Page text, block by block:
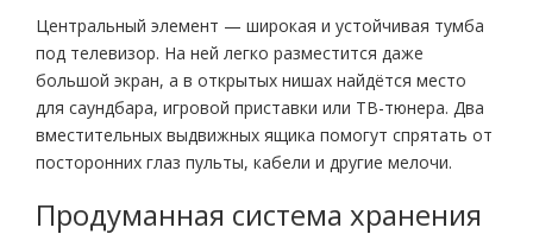
Центральный элемент — широкая и устойчивая тумба
под телевизор. На ней легко разместится даже
большой экран, а в открытых нишах найдётся место
для саундбара, игровой приставки или ТВ-тюнера. Два
вместительных выдвижных ящика помогут спрятать от
посторонних глаз пульты, кабели и другие мелочи.
Продуманная система хранения